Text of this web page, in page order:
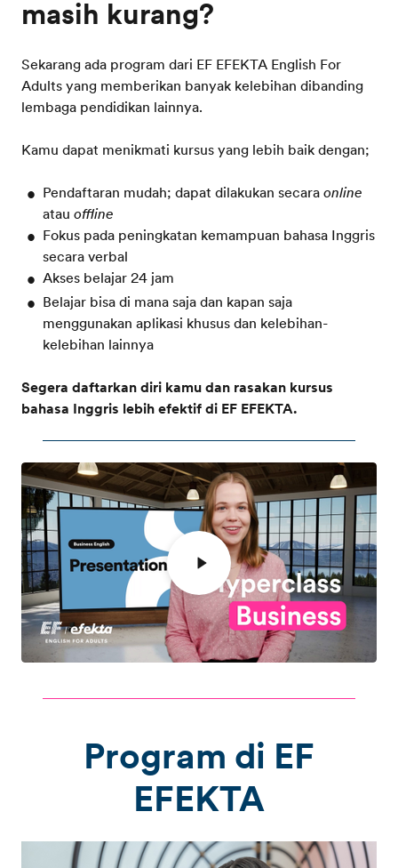
Sekarang ada program dari EF EFEKTA English For
Adults yang memberikan banyak kelebihan dibanding
lembaga pendidikan lainnya.
Kamu dapat menikmati kursus yang lebih baik dengan;
Pendaftaran mudah; dapat dilakukan secaraonline
atau offline
Fokus pada peningkatan kemampuan bahasa Inggris
secara verbal
Akses belajar 24 jam
Belajar bisa di mana saja dan kapan saja
menggunakan aplikasi khusus dan kelebihan-
kelebihan lainnya
Segera daftarkan diri kamu dan rasakan kursus
bahasa Inggris lebih efektif di EF EFEKTA.
Program di EF
EFEKTA